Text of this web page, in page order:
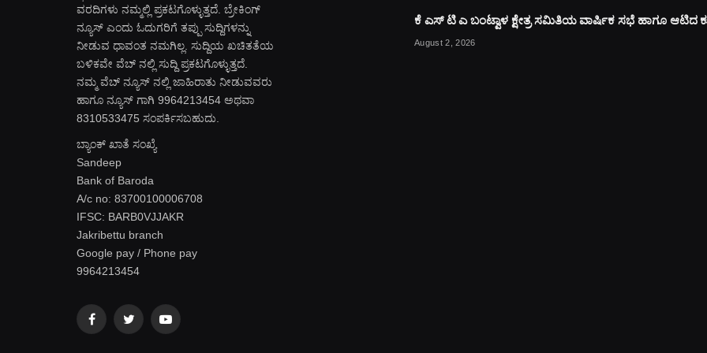
ವರದಿಗಳು ನಮ್ಮಲ್ಲಿ ಪ್ರಕಟಗೊಳ್ಳುತ್ತದೆ. ಬ್ರೇಕಿಂಗ್
ನ್ಯೂಸ್ ಎಂದು ಓದುಗರಿಗೆ ತಪ್ಪು ಸುದ್ದಿಗಳನ್ನು
ನೀಡುವ ಧಾವಂತ ನಮಗಿಲ್ಲ. ಸುದ್ದಿಯ ಖಚಿತತೆಯ
ಬಳಿಕವೇ ವೆಬ್ ನಲ್ಲಿ ಸುದ್ದಿ ಪ್ರಕಟಗೊಳ್ಳುತ್ತದೆ.
ನಮ್ಮ ವೆಬ್ ನ್ಯೂಸ್ ನಲ್ಲಿ ಜಾಹಿರಾತು ನೀಡುವವರು
ಹಾಗೂ ನ್ಯೂಸ್ ಗಾಗಿ 9964213454 ಅಥವಾ
8310533475 ಸಂಪರ್ಕಿಸಬಹುದು.
ಬ್ಯಾಂಕ್ ಖಾತೆ ಸಂಖ್ಯೆ
Sandeep
Bank of Baroda
A/c no: 83700100006708
IFSC: BARB0VJJAKR
Jakribettu branch
Google pay / Phone pay
9964213454
FacebookTwitter YouTube
ಕೆ ಎಸ್ ಟಿ ಎ ಬಂಟ್ವಾಳ ಕ್ಷೇತ್ರ ಸಮಿತಿಯ ವಾರ್ಷಿಕ ಸಭೆ ಹಾಗೂ ಆಟಿದ
August 2, 2026